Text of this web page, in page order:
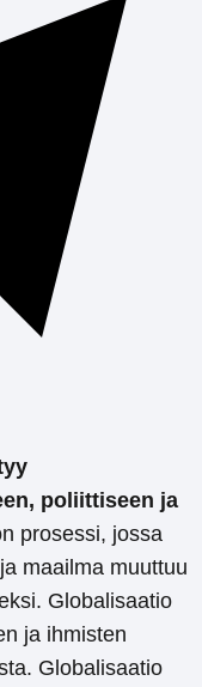
poliittiseen ja
prosessi, jossa
maailma muuttuu
Globalisaatio
ja ihmisten
Globalisaatio